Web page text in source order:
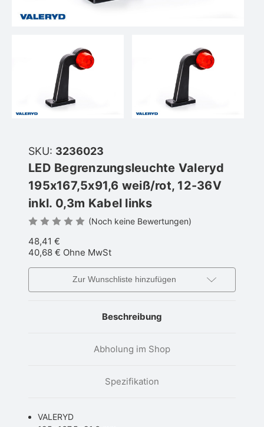
SKU: 3236023
LED Begrenzungsleuchte Valeryd
195x167,5x91,6 weiß/rot, 12-36V
inkl. 0,3m Kabel links
(Noch keine Bewertungen)
48,41 €
40,68 € Ohne MwSt
Zur Wunschliste hinzufügen
Beschreibung
Abholung im Shop
Spezifikation
VALERYD